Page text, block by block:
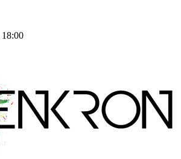
18:00